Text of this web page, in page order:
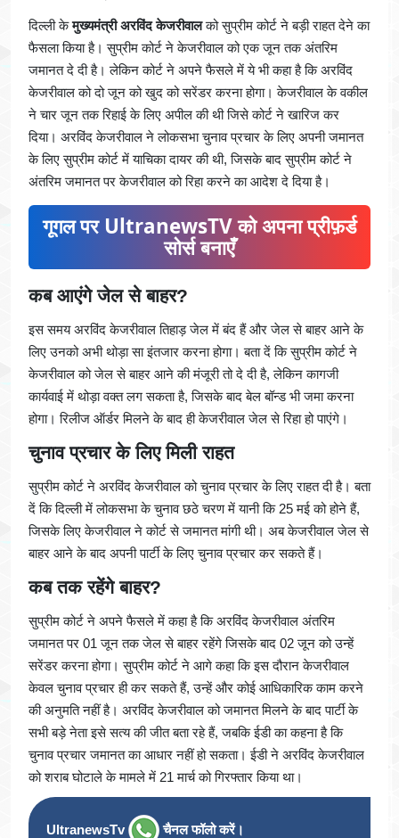
दिल्ली केमुख्यमंत्री अरविंद केजरीवालको सुप्रीम कोर्ट ने बड़ी राहत देने का
फैसला किया है। सुप्रीम कोर्ट ने केजरीवाल को एक जून तक अंतरिम
जमानत दे दी है। लेकिन कोर्ट ने अपने फैसले में ये भी कहा है कि अरविंद
केजरीवाल को दो जून को खुद को सरेंडर करना होगा। केजरीवाल के वकील
ने चार जून तक रिहाई के लिए अपील की थी जिसे कोर्ट ने खारिज कर
दिया। अरविंद केजरीवाल ने लोकसभा चुनाव प्रचार के लिए अपनी जमानत
के लिए सुप्रीम कोर्ट में याचिका दायर की थी, जिसके बाद सुप्रीम कोर्ट ने
अंतरिम जमानत पर केजरीवाल को रिहा करने का आदेश दे दिया है।
गूगल पर UltranewsTV को अपना प्रीफ़र्ड
सोर्स बनाएँ
कब आएंगे जेल से बाहर?
इस समय अरविंद केजरीवाल तिहाड़ जेल में बंद हैं और जेल से बाहर आने के
लिए उनको अभी थोड़ा सा इंतजार करना होगा। बता दें कि सुप्रीम कोर्ट ने
केजरीवाल को जेल से बाहर आने की मंजूरी तो दे दी है, लेकिन कागजी
कार्यवाई में थोड़ा वक्त लग सकता है, जिसके बाद बेल बॉन्ड भी जमा करना
होगा। रिलीज ऑर्डर मिलने के बाद ही केजरीवाल जेल से रिहा हो पाएंगे।
चुनाव प्रचार के लिए मिली राहत
सुप्रीम कोर्ट ने अरविंद केजरीवाल को चुनाव प्रचार के लिए राहत दी है। बता
दें कि दिल्ली में लोकसभा के चुनाव छठे चरण में यानी कि 25 मई को होने हैं,
जिसके लिए केजरीवाल ने कोर्ट से जमानत मांगी थी। अब केजरीवाल जेल से
बाहर आने के बाद अपनी पार्टी के लिए चुनाव प्रचार कर सकते हैं।
कब तक रहेंगे बाहर?
सुप्रीम कोर्ट ने अपने फैसले में कहा है कि अरविंद केजरीवाल अंतरिम
जमानत पर 01 जून तक जेल से बाहर रहेंगे जिसके बाद 02 जून को उन्हें
सरेंडर करना होगा। सुप्रीम कोर्ट ने आगे कहा कि इस दौरान केजरीवाल
केवल चुनाव प्रचार ही कर सकते हैं, उन्हें और कोई आधिकारिक काम करने
की अनुमति नहीं है। अरविंद केजरीवाल को जमानत मिलने के बाद पार्टी के
सभी बड़े नेता इसे सत्य की जीत बता रहे हैं, जबकि ईडी का कहना है कि
चुनाव प्रचार जमानत का आधार नहीं हो सकता। ईडी ने अरविंद केजरीवाल
को शराब घोटाले के मामले में 21 मार्च को गिरफ्तार किया था।
UltranewsTv चैनल फॉलो करें।